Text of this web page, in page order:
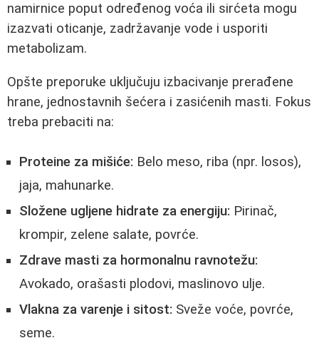
namirnice poput određenog voća ili sirćeta mogu
izazvati oticanje, zadržavanje vode i usporiti
metabolizam.
Opšte preporuke uključuju izbacivanje prerađene
hrane, jednostavnih šećera i zasićenih masti. Fokus
treba prebaciti na:
Proteine za mišiće: Belo meso, riba (npr. losos),
jaja, mahunarke.
Složene ugljene hidrate za energiju: Pirinač,
krompir, zelene salate, povrće.
Zdrave masti za hormonalnu ravnotežu:
Avokado, orašasti plodovi, maslinovo ulje.
Vlakna za varenje i sitost: Sveže voće, povrće,
seme.